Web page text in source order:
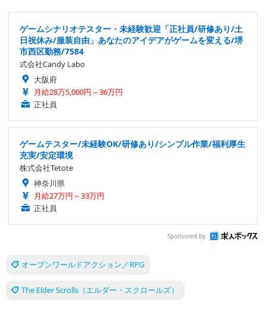
ゲームシナリオテスター・未経験歓迎「正社員/研修あり/土
日祝休み/服装自由」あなたのアイデアがゲームを変える/堺
市西区勤務/7584
式会社Candy Labo
大阪府
月給28万5,000円～36万円
正社員
ゲームテスター/未経験OK/研修あり/シンプル作業/福利厚生
充実/安定環境
株式会社Tetote
神奈川県
月給27万円～33万円
正社員
Sponsored by
オープンワールドアクション／RPG
The Elder Scrolls（エルダー・スクロールズ）